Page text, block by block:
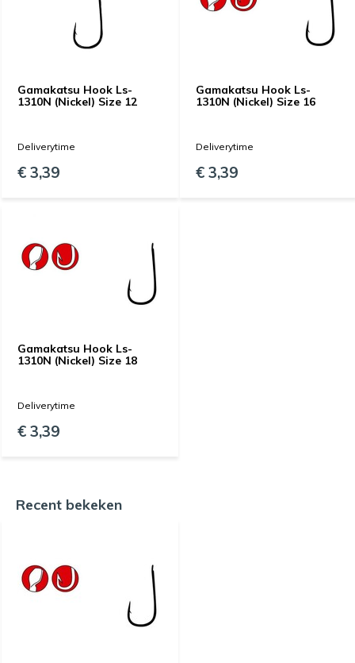
Gamakatsu Hook Ls-
1310N (Nickel) Size 12
Deliverytime
€ 3,39
Gamakatsu Hook Ls-
1310N (Nickel) Size 16
Deliverytime
€ 3,39
Gamakatsu Hook Ls-
1310N (Nickel) Size 18
Deliverytime
€ 3,39
Recent bekeken